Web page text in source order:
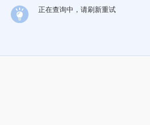
正在查询中，请刷新重试